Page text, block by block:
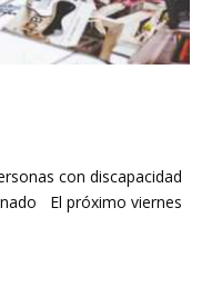
con discapacidad
El próximo viernes